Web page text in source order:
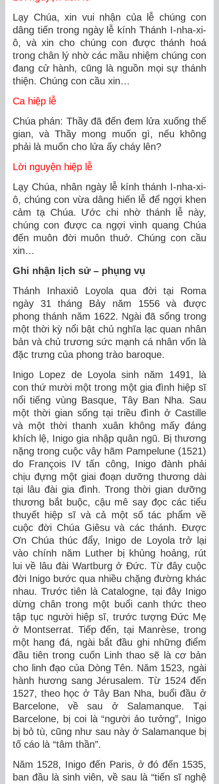
Lạy Chúa, xin vui nhận của lễ chúng con
dâng tiến trong ngày lễ kính Thánh I-nha-xi-
ô, và xin cho chúng con được thánh hoá
trong chân lý nhờ các mầu nhiệm chúng con
đang cử hành, cũng là nguồn mọi sự thánh
thiện. Chúng con cầu xin…
Ca hiệp lễ
Chúa phán: Thầy đã đến đem lửa xuống thế
gian, và Thầy mong muốn gì, nếu không
phải là muốn cho lửa ấy cháy lên?
Lời nguyện hiệp lễ
Lạy Chúa, nhân ngày lễ kính thánh I-nha-xi-
ô, chúng con vừa dâng hiến lễ để ngợi khen
cảm tạ Chúa. Ước chi nhờ thánh lễ này,
chúng con được ca ngợi vinh quang Chúa
đến muôn đời muôn thuở. Chúng con cầu
xin…
Ghi nhận lịch sử – phụng vụ
Thánh Inhaxiô Loyola qua đời tại Roma
ngày 31 tháng Bảy năm 1556 và được
phong thánh năm 1622. Ngài đã sống trong
một thời kỳ nổi bật chủ nghĩa lạc quan nhân
bản và chủ trương sức mạnh cá nhân vốn là
đặc trưng của phong trào baroque.
Inigo Lopez de Loyola sinh năm 1491, là
con thứ mười một trong một gia đình hiệp sĩ
nổi tiếng vùng Basque, Tây Ban Nha. Sau
một thời gian sống tại triều đình ở Castille
và một thời thanh xuân không mấy đáng
khích lệ, Inigo gia nhập quân ngũ. Bị thương
nặng trong cuộc vây hãm Pampelune (1521)
do François IV tấn công, Inigo đành phải
chịu đựng một giai đoạn dưỡng thương dài
tại lâu đài gia đình. Trong thời gian dưỡng
thương bắt buộc, cậu mê say đọc các tiểu
thuyết hiệp sĩ và cả một số tác phẩm về
cuộc đời Chúa Giêsu và các thánh. Được
Ơn Chúa thúc đẩy, Inigo de Loyola trở lại
vào chính năm Luther bị khủng hoảng, rút
lui về lâu đài Wartburg ở Đức. Từ đây cuộc
đời Inigo bước qua nhiều chặng đường khác
nhau. Trước tiên là Catalogne, tại đây Inigo
dừng chân trong một buổi canh thức theo
tập tục người hiệp sĩ, trước tượng Đức Mẹ
ở Montserrat. Tiếp đến, tại Manrèse, trong
một hang đá, ngài bắt đầu ghi những điểm
đầu tiên trong cuốn Linh thao sẽ là cơ bản
cho linh đạo của Dòng Tên. Năm 1523, ngài
hành hương sang Jérusalem. Từ 1524 đến
1527, theo học ở Tây Ban Nha, buổi đầu ở
Barcelone, về sau ở Salamanque. Tại
Barcelone, bị coi là “người ảo tưởng”, Inigo
bị bỏ tù, cũng như sau này ở Salamanque bị
tố cáo là “tâm thần”.
Năm 1528, Inigo đến Paris, ở đó đến 1535,
ban đầu là sinh viên, về sau là “tiến sĩ nghệ